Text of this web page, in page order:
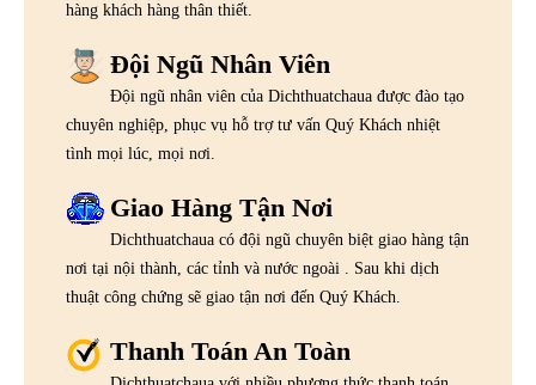
hàng khách hàng thân thiết.
Đội Ngũ Nhân Viên
Đội ngũ nhân viên của Dichthuatchaua được đào tạo
chuyên nghiệp, phục vụ hỗ trợ tư vấn Quý Khách nhiệt
tình mọi lúc, mọi nơi.
Giao Hàng Tận Nơi
Dichthuatchaua có đội ngũ chuyên biệt giao hàng tận
nơi tại nội thành, các tỉnh và nước ngoài . Sau khi dịch
thuật công chứng sẽ giao tận nơi đến Quý Khách.
Thanh Toán An Toàn